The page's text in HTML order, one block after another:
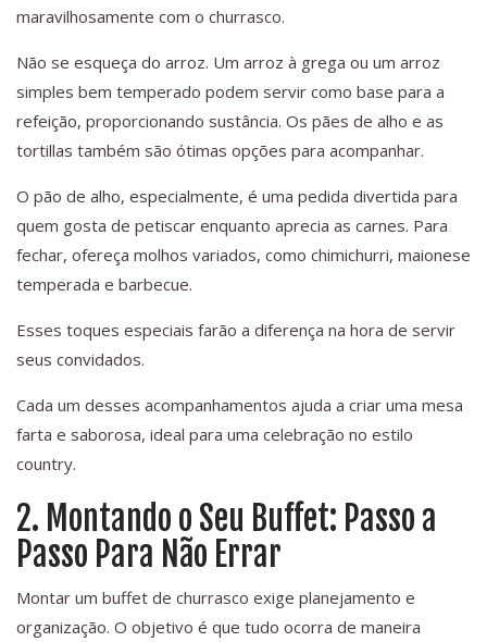
maravilhosamente com o churrasco.
Não se esqueça do arroz. Um arroz à grega ou um arroz
simples bem temperado podem servir como base para a
refeição, proporcionando sustância. Os pães de alho e as
tortillas também são ótimas opções para acompanhar.
O pão de alho, especialmente, é uma pedida divertida para
quem gosta de petiscar enquanto aprecia as carnes. Para
fechar, ofereça molhos variados, como chimichurri, maionese
temperada e barbecue.
Esses toques especiais farão a diferença na hora de servir
seus convidados.
Cada um desses acompanhamentos ajuda a criar uma mesa
farta e saborosa, ideal para uma celebração no estilo
country.
2. Montando o Seu Buffet: Passo a
Passo Para Não Errar
Montar um buffet de churrasco exige planejamento e
organização. O objetivo é que tudo ocorra de maneira